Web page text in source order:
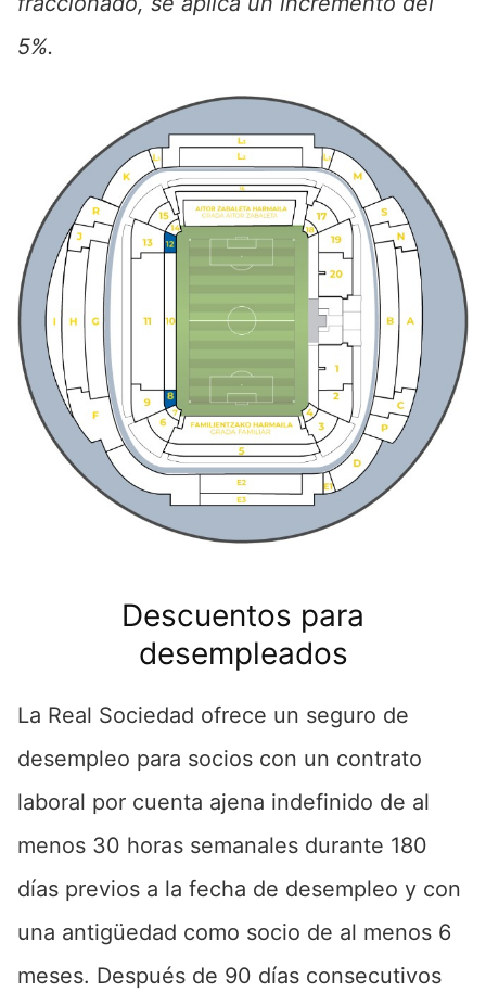
5%.
Descuentos para
desempleados
La Real Sociedad ofrece un seguro de
desempleo para socios con un contrato
laboral por cuenta ajena indefinido de al
menos 30 horas semanales durante 180
días previos a la fecha de desempleo y con
una antigüedad como socio de al menos 6
meses. Después de 90 días consecutivos